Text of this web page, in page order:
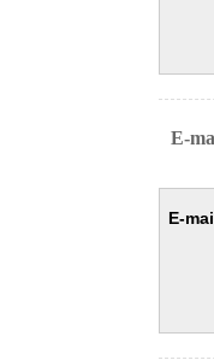
E-
E-